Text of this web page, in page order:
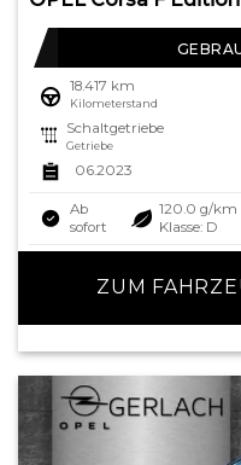
18.417 km
Kilometerstand
Schaltgetriebe
Getriebe
06.2023
Ab
sofort
120.0 g/km
Klasse: D
ZUM